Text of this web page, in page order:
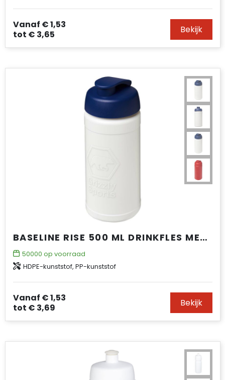
Vanaf € 1,53
tot € 3,65 Bekijk
BASELINE RISE 500 ML DRINKFLES MET KLAPDEKSEL
50000 op voorraad
HDPE-kunststof, PP-kunststof
Vanaf € 1,53
tot € 3,69 Bekijk